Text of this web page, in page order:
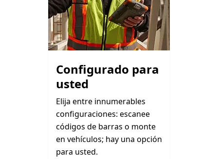
Configurado para
usted
Elija entre innumerables
configuraciones: escanee
códigos de barras o monte
en vehículos; hay una opción
para usted.